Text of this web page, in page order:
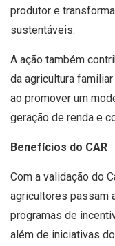
produtor e
sustentáveis.
A ação também
da agricultura
ao promover um
geração de renda e
Benefícios do CAR
Com a validação do
agricultores passam
programas de
além de iniciativas